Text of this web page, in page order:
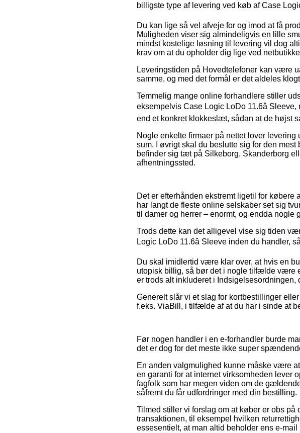
billigste type af levering ved køb af Case Logic
Du kan lige så vel afveje for og imod at få
Muligheden viser sig almindeligvis en lille
mindst kostelige løsning til levering vil dog
krav om at du opholder dig lige ved
Leveringstiden på Hovedtelefoner kan være
samme, og med det formål er det aldeles
Temmelig mange online forhandlere stiller
eksempelvis Case Logic LoDo 11.6â
end et konkret klokkeslæt, sådan at de højst
Nogle enkelte firmaer på nettet lover
sum. I øvrigt skal du beslutte sig for den
befinder sig tæt på Silkeborg, Skanderborg
afhentningssted.
Det er efterhånden ekstremt ligetil for
har langt de fleste online selskaber set sig
til damer og herrer – enormt, og endda nogle
Trods dette kan det alligevel vise sig tiden
Logic LoDo 11.6â Sleeve inden du
Du skal imidlertid være klar over, at hvis en
utopisk billig, så bør det i nogle tilfælde være
er trods alt inkluderet i Indsigelsesordningen,
Generelt slår vi et slag for kortbestillinger
f.eks. ViaBill, i tilfælde af at du har i sinde at
Før nogen handler i en e-forhandler burde
det er dog for det meste ikke super
En anden valgmulighed kunne måske være
en garanti for at internet virksomheden lever
fagfolk som har megen viden om de
såfremt du får udfordringer med din bestilling.
Tilmed stiller vi forslag om at køber er obs
transaktionen, til eksempel hvilken
essesentielt, at man altid beholder ens e-